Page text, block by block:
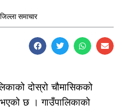
जिल्ला समाचार
दोस्रो चौमासिकको
छ । गाउँपालिकाको